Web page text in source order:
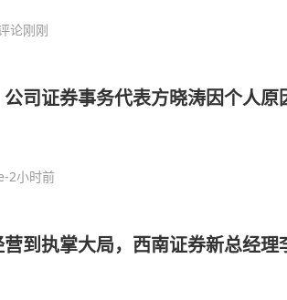
论刚刚
司证券事务代表方晓涛因个人原
-2小时前
到执掌大局，西南证券新总经理